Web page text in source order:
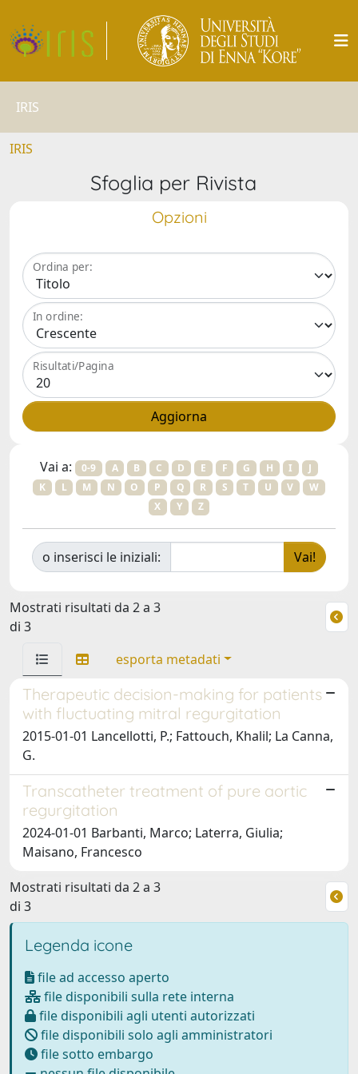
IRIS
IRIS
Sfoglia per Rivista
Opzioni
Ordina per:
In ordine:
Risultati/Pagina
Vai a: 0-9 A B C D E F G H I
J
K
L M N O P Q R S T U V
W
X
Y Z
o inserisci le iniziali:
Mostrati risultati da 2 a 3
di 3
esporta metadati
Therapeutic decision-making for patients
with fluctuating mitral regurgitation
2015-01-01 Lancellotti, P.; Fattouch, Khalil; La Canna,
G.
Transcatheter treatment of pure aortic
regurgitation
2024-01-01 Barbanti, Marco; Laterra, Giulia;
Maisano, Francesco
Mostrati risultati da 2 a 3
di 3
Legenda icone
file ad accesso aperto
file disponibili sulla rete interna
file disponibili agli utenti autorizzati
file disponibili solo agli amministratori
file sotto embargo